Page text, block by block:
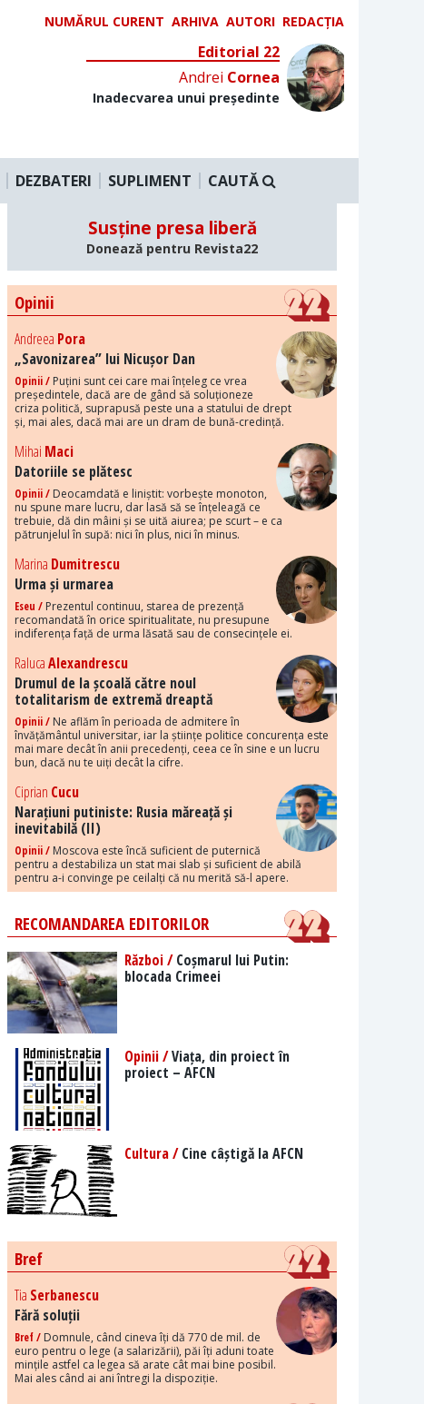
NUMĂRUL CURENT ARHIVA AUTORI REDACȚIA
Editorial 22
Andrei Cornea
Inadecvarea unui președinte
DEZBATERI SUPLIMENT CAUTĂ
Susține presa liberă
Donează pentru Revista22
Opinii
Andreea Pora
„Savonizarea” lui Nicușor Dan
Opinii / Puțini sunt cei care mai înțeleg ce vrea
președintele, dacă are de gând să soluționeze
criza politică, suprapusă peste una a statului de drept
și, mai ales, dacă mai are un dram de bună-credință.
Mihai Maci
Datoriile se plătesc
Opinii / Deocamdată e liniștit: vorbește monoton,
nu spune mare lucru, dar lasă să se înțeleagă ce
trebuie, dă din mâini și se uită aiurea; pe scurt – e ca
pătrunjelul în supă: nici în plus, nici în minus.
Marina Dumitrescu
Urma și urmarea
Eseu / Prezentul continuu, starea de prezență
recomandată în orice spiritualitate, nu presupune
indiferența față de urma lăsată sau de consecințele ei.
RalucaAlexandrescu
Drumul de la școală către noul
totalitarism de extremă dreaptă
Opinii / Ne aflăm în perioada de admitere în
învățământul universitar, iar la științe politice concurența este
mai mare decât în anii precedenți, ceea ce în sine e un lucru
bun, dacă nu te uiți decât la cifre.
Ciprian Cucu
Narațiuni putiniste: Rusia măreață și
inevitabilă (II)
Opinii / Moscova este încă suficient de puternică
pentru a destabiliza un stat mai slab și suficient de abilă
pentru a-i convinge pe ceilalți că nu merită să-l apere.
RECOMANDAREA EDITORILOR
Război /Coșmarul lui Putin:
blocada Crimeei
Opinii /Viața, din proiect în
proiect – AFCN
Cultura /Cine câștigă la AFCN
Bref
Tia Serbanescu
Fără soluții
Bref / Domnule, când cineva îți dă 770 de mil. de
euro pentru o lege (a salarizării), păi îți aduni toate
mințile astfel ca legea să arate cât mai bine posibil.
Mai ales când ai ani întregi la dispoziție.